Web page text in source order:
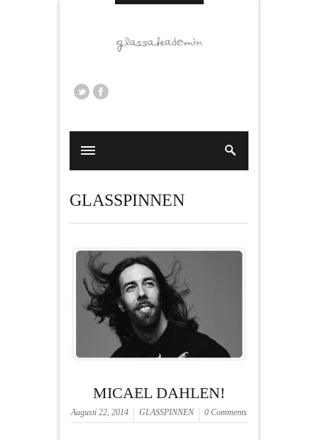
GLASSPINNEN
MICAEL DAHLEN!
Augusti 22, 2014 GLASSPINNEN 0 Comments